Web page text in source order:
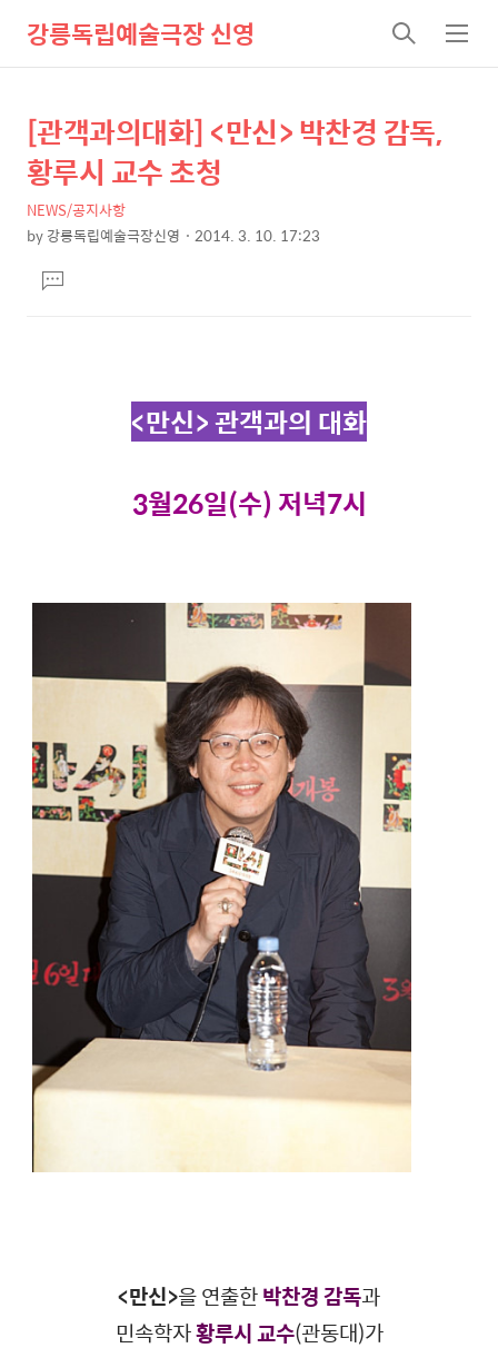
강릉독립예술극장 신영
검
색
메
뉴
상
세
컨
텐
본
문
제
목
[관객과의대화] <만신> 박찬경 감독,
황루시 교수 초청
NEWS/공지사항
by강릉독립예술극장신영 2014. 3. 10. 17:23
문댓
글
<만신> 관객과의 대화
3월26일(수) 저녁7시
<만신>을 연출한박찬경 감독과
민속학자황루시 교수(관동대)가